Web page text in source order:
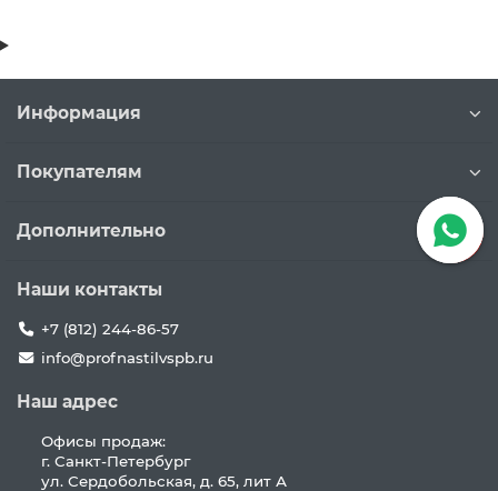
Информация
Покупателям
Дополнительно
Наши контакты
+7 (812) 244-86-57
info@profnastilvspb.ru
Наш адрес
Офисы продаж:
г. Санкт-Петербург
ул. Сердобольская, д. 65, лит А